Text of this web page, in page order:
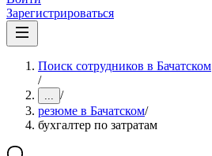
Зарегистрироваться
Поиск сотрудников в Бачатском
/
... /
резюме в Бачатском/
бухгалтер по затратам